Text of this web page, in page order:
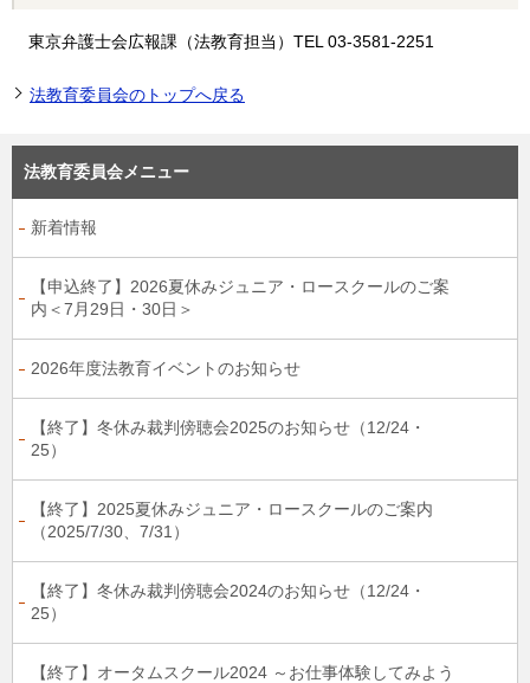
東京弁護士会広報課（法教育担当）TEL 03-3581-2251
法教育委員会のトップへ戻る
法教育委員会メニュー
新着情報
【申込終了】2026夏休みジュニア・ロースクールのご案
内＜7月29日・30日＞
2026年度法教育イベントのお知らせ
【終了】冬休み裁判傍聴会2025のお知らせ（12/24・
25）
【終了】2025夏休みジュニア・ロースクールのご案内
（2025/7/30、7/31）
【終了】冬休み裁判傍聴会2024のお知らせ（12/24・
25）
【終了】オータムスクール2024 ～お仕事体験してみよう